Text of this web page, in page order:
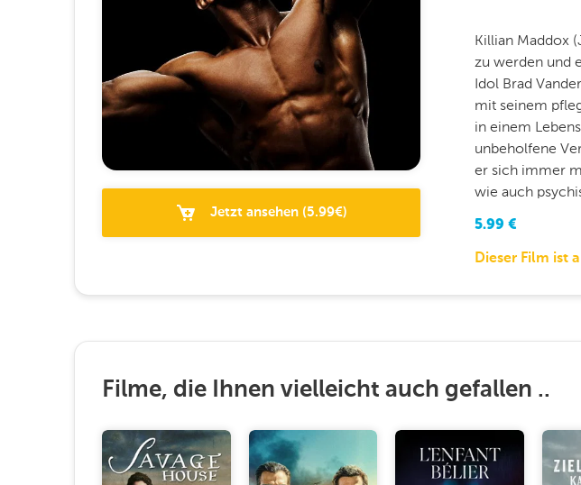
Jetzt ansehen(5.99€)
Killian Maddox
zu werden und
Idol Brad
mit seinem
in einem
unbeholfene
er sich immer
wie auch
5.99 €
Dieser Film ist
Filme, die Ihnen vielleicht auch gefallen ..